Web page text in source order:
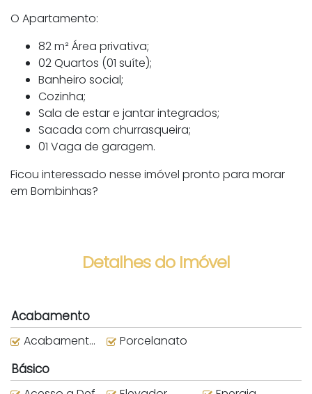
O Apartamento:
82 m² Área privativa;
02 Quartos (01 suíte);
Banheiro social;
Cozinha;
Sala de estar e jantar integrados;
Sacada com churrasqueira;
01 Vaga de garagem.
Ficou interessado nesse imóvel pronto para morar
em Bombinhas?
Detalhes do Imóvel
Acabamento
Acabamento em Gesso Porcelanato
Básico